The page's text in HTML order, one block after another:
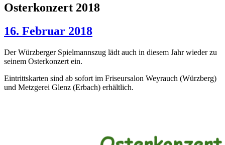
Osterkonzert 2018
16. Februar 2018
Der Würzberger Spielmannszug lädt auch in diesem Jahr wieder zu
seinem Osterkonzert ein.
Eintrittskarten sind ab sofort im Friseursalon Weyrauch (Würzberg)
und Metzgerei Glenz (Erbach) erhältlich.